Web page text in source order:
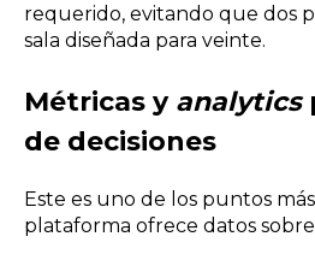
requerido, evitando que dos
sala diseñada para veinte.
Métricas y analytics
de decisiones
Este es uno de los puntos
plataforma ofrece datos